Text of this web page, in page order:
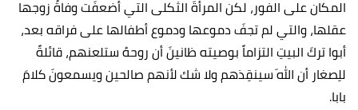
المكان على الفور، لكن المرأةَ الثكلى التي أضعفَت وفاةُ زوجها
عقلها، والتي لم تجفَ دموعها ودموع أطفالها على فراقه بعد،
أبوا تركَ البيتِ التزاماً بوصيته ظانينَ أن روحهُ ستلعنهم، قائلةً
للِصغار أن اللهَ سينقِذهم ولا شك لأنهم صالحين ويسمعونَ كلامَ
بابا.